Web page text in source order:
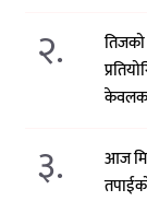
२.
३.
आज